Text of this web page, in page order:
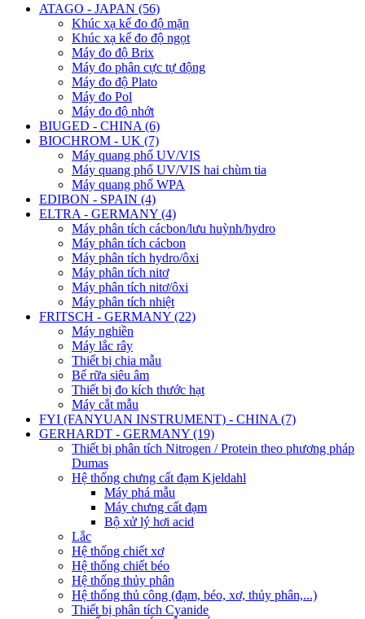
ATAGO - JAPAN (56)
Khúc xạ kế đo độ mặn
Khúc xạ kế đo độ ngọt
Máy đo độ Brix
Máy đo phân cực tự động
Máy đo độ Plato
Máy đo Pol
Máy đo độ nhớt
BIUGED - CHINA (6)
BIOCHROM - UK (7)
Máy quang phổ UV/VIS
Máy quang phổ UV/VIS hai chùm tia
Máy quang phổ WPA
EDIBON - SPAIN (4)
ELTRA - GERMANY (4)
Máy phân tích cácbon/lưu huỳnh/hydro
Máy phân tích cácbon
Máy phân tích hydro/ôxi
Máy phân tích nitơ
Máy phân tích nitơ/ôxi
Máy phân tích nhiệt
FRITSCH - GERMANY (22)
Máy nghiền
Máy lắc rây
Thiết bị chia mẫu
Bể rữa siêu âm
Thiết bị đo kích thước hạt
Máy cắt mẫu
FYI (FANYUAN INSTRUMENT) - CHINA (7)
GERHARDT - GERMANY (19)
Thiết bị phân tích Nitrogen / Protein theo phương pháp
Dumas
Hệ thống chưng cất đạm Kjeldahl
Máy phá mẫu
Máy chưng cất đạm
Bộ xử lý hơi acid
Lắc
Hệ thống chiết xơ
Hệ thống chiết béo
Hệ thống thủy phân
Hệ thống thủ công (đạm, béo, xơ, thủy phân,...)
Thiết bị phân tích Cyanide